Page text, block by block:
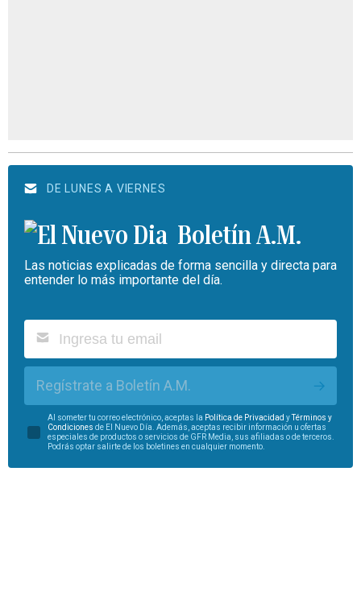
DE LUNES A VIERNES
Boletín A.M.
Las noticias explicadas de forma sencilla y directa para
entender lo más importante del día.
Regístrate a Boletín A.M.
Al someter tu correo electrónico, aceptas la Política de Privacidad yTérminos y
Condiciones de El Nuevo Día. Además, aceptas recibir información u ofertas
especiales de productos o servicios de GFR Media, sus afiliadas o de terceros.
Podrás optar salirte de los boletines en cualquier momento.